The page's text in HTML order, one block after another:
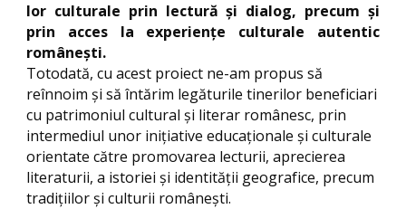
lor culturale prin lectură și dialog, precum și
prin acces la experiențe culturale autentic
românești.
Totodată, cu acest proiect ne-am propus să
reînnoim și să întărim legăturile tinerilor beneficiari
cu patrimoniul cultural și literar românesc, prin
intermediul unor inițiative educaționale și culturale
orientate către promovarea lecturii, aprecierea
literaturii, a istoriei și identității geografice, precum
tradițiilor și culturii românești.